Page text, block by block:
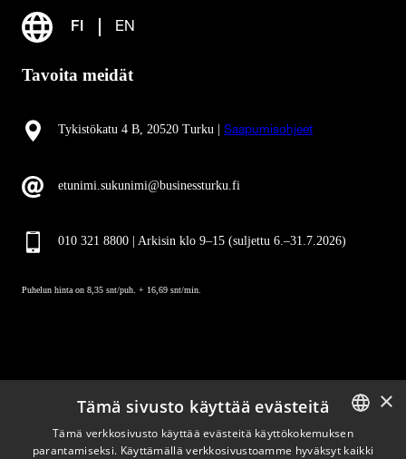
FI EN
Tavoita meidät
Tykistökatu 4 B, 20520 Turku | Saapumisohjeet
etunimi.sukunimi@businessturku.fi
010 321 8800 | Arkisin klo 9–15 (suljettu 6.–31.7.2026)
Puhelun hinta on 8,35 snt/puh. + 16,69 snt/min.
Pysy ajan tasalla
ENGLISH
×
Tämä sivusto käyttää evästeitä
Tämä verkkosivusto käyttää evästeitä käyttökokemuksen
parantamiseksi. Käyttämällä verkkosivustoamme hyväksyt kaikki